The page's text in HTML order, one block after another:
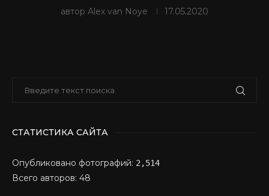
автор Alex van Noye 17.05.2020
СТАТИСТИКА САЙТА
Опубликовано фотографий: 2,514
Всего авторов: 48